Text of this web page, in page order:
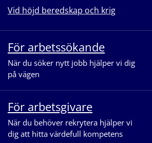
Vid höjd beredskap och krig
För arbetssökande
När du söker nytt jobb hjälper vi dig
på vägen
För arbetsgivare
När du behöver rekrytera hjälper vi
dig att hitta värdefull kompetens